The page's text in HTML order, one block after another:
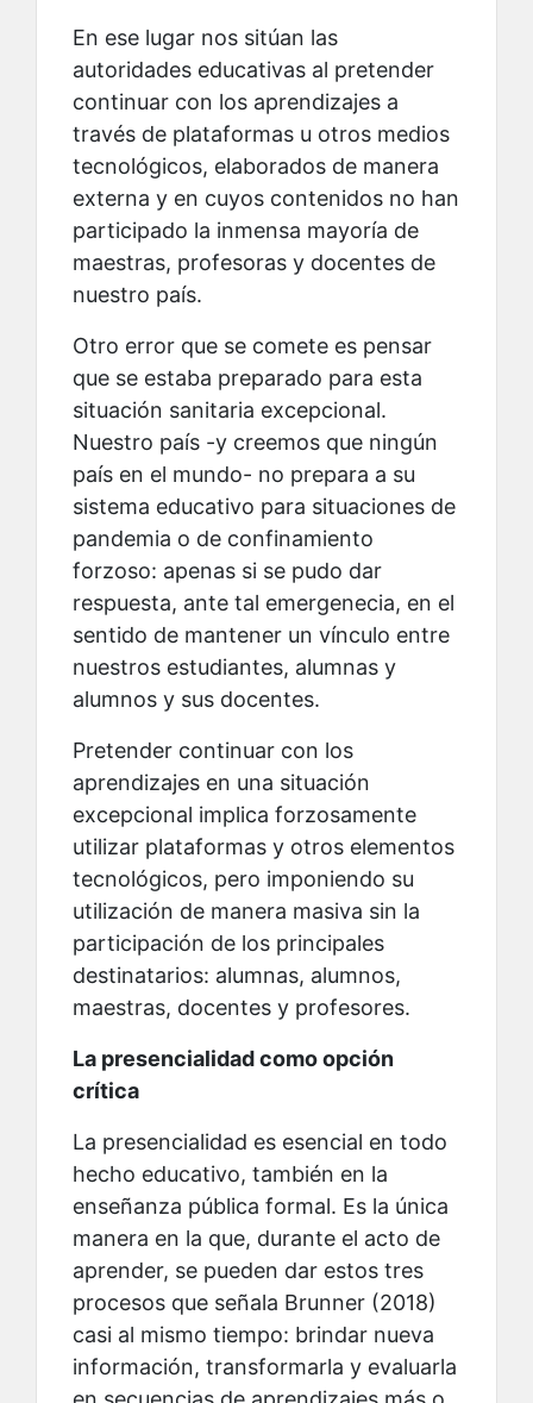
En ese lugar nos sitúan las
autoridades educativas al pretender
continuar con los aprendizajes a
través de plataformas u otros medios
tecnológicos, elaborados de manera
externa y en cuyos contenidos no han
participado la inmensa mayoría de
maestras, profesoras y docentes de
nuestro país.
Otro error que se comete es pensar
que se estaba preparado para esta
situación sanitaria excepcional.
Nuestro país -y creemos que ningún
país en el mundo- no prepara a su
sistema educativo para situaciones de
pandemia o de confinamiento
forzoso: apenas si se pudo dar
respuesta, ante tal emergenecia, en el
sentido de mantener un vínculo entre
nuestros estudiantes, alumnas y
alumnos y sus docentes.
Pretender continuar con los
aprendizajes en una situación
excepcional implica forzosamente
utilizar plataformas y otros elementos
tecnológicos, pero imponiendo su
utilización de manera masiva sin la
participación de los principales
destinatarios: alumnas, alumnos,
maestras, docentes y profesores.
La presencialidad como opción
crítica
La presencialidad es esencial en todo
hecho educativo, también en la
enseñanza pública formal. Es la única
manera en la que, durante el acto de
aprender, se pueden dar estos tres
procesos que señala Brunner (2018)
casi al mismo tiempo: brindar nueva
información, transformarla y evaluarla